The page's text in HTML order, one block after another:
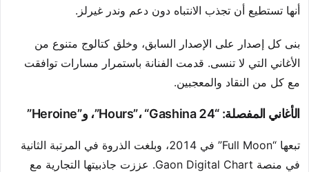
أنها تستطيع أن تجذب الانتباه دون دعم وندر غيرلز.
بنى كل إصدار على الإصدار السابق، وخلق كتالوج متنوع من
الأغاني التي لا تنسى. قدمت الفنانة باستمرار مسارات توافقت
مع كل من النقاد والمعجبين.
الأغاني المفصلة: “24 Hours”، “Gashina”، و”Heroine”
تبعها “Full Moon” في 2014، وبلغت الذروة في المرتبة الثانية
في منصة Gaon Digital Chart. عززت جاذبيتها التجارية مع